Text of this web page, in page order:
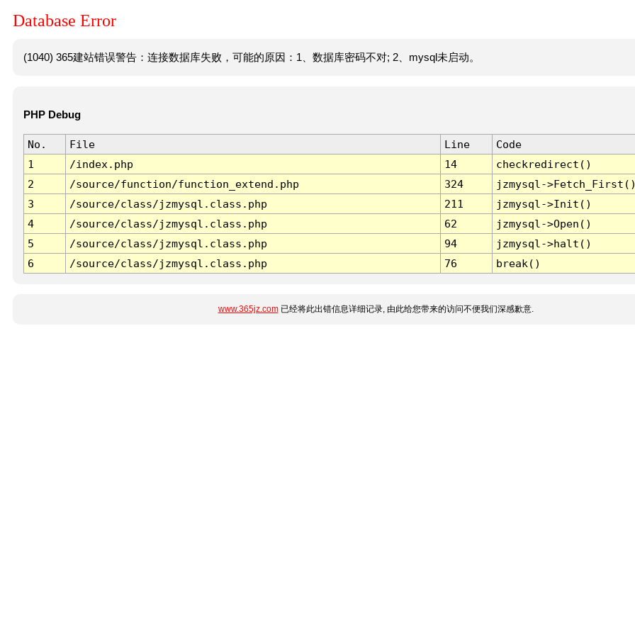
Database Error
(1040) 365建站错误警告：连接数据库失败，可能的原因：1、数据库密码不对; 2、mysql未启动。
PHP Debug
No. File Line
Code
1
/index.php 14
checkredirect()
2
/source/function/function_extend.php 324
jzmysql-
3
/source/class/jzmysql.class.php 211
jzmysql->Init()
4
/source/class/jzmysql.class.php 62
jzmysql->Open()
5
/source/class/jzmysql.class.php 94
jzmysql->halt()
6
/source/class/jzmysql.class.php 76 break()
www.365jz.com已经将此出错信息详细记录, 由此给您带来的访问不便我们深感歉意.